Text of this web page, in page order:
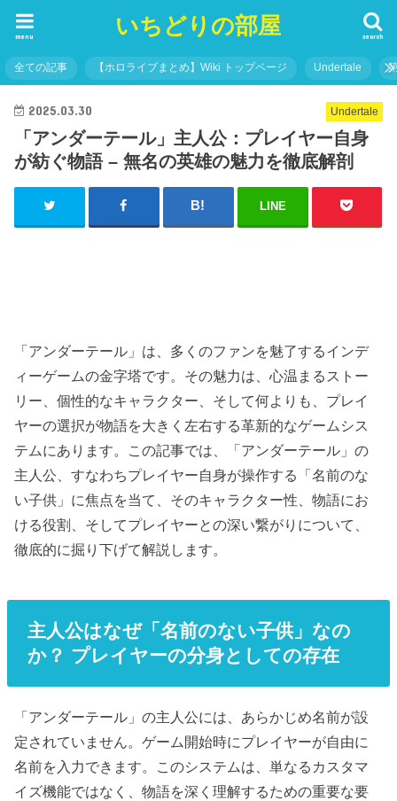
いちどりの部屋 search
menu
全ての記事 【ホロライブまとめ】Wiki トップページ Undertale
Undertale
2025.03.30
「アンダーテール」主人公：プレイヤー自身
が紡ぐ物語 – 無名の英雄の魅力を徹底解剖
LINE
「アンダーテール」は、多くのファンを魅了するインデ
ィーゲームの金字塔です。その魅力は、心温まるストー
リー、個性的なキャラクター、そして何よりも、プレイ
ヤーの選択が物語を大きく左右する革新的なゲームシス
テムにあります。この記事では、「アンダーテール」の
主人公、すなわちプレイヤー自身が操作する「名前のな
い子供」に焦点を当て、そのキャラクター性、物語にお
ける役割、そしてプレイヤーとの深い繋がりについて、
徹底的に掘り下げて解説します。
主人公はなぜ「名前のない子供」なの
か？ プレイヤーの分身としての存在
「アンダーテール」の主人公には、あらかじめ名前が設
定されていません。ゲーム開始時にプレイヤーが自由に
名前を入力できます。このシステムは、単なるカスタマ
イズ機能ではなく、物語を深く理解するための重要な要